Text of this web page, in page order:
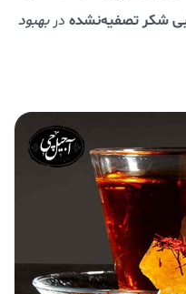
شکر تصفیه‌نشده در بهبود